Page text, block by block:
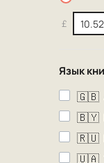
£
Язык
🇬🇧
🇧🇾
🇷🇺
🇺🇦